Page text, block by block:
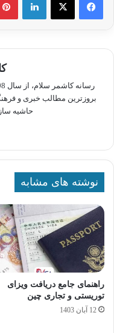
بروزترین مطالب خبری و
حاشیه
نوشته های مشابه
راهنمای جامع دریافت ویزای
توریستی و تجاری چین
12 آبان 1403